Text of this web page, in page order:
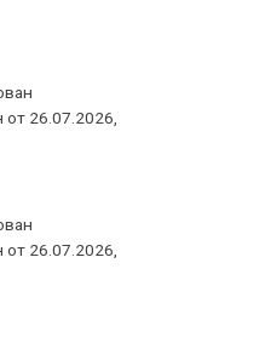
26.07.2026,
26.07.2026,